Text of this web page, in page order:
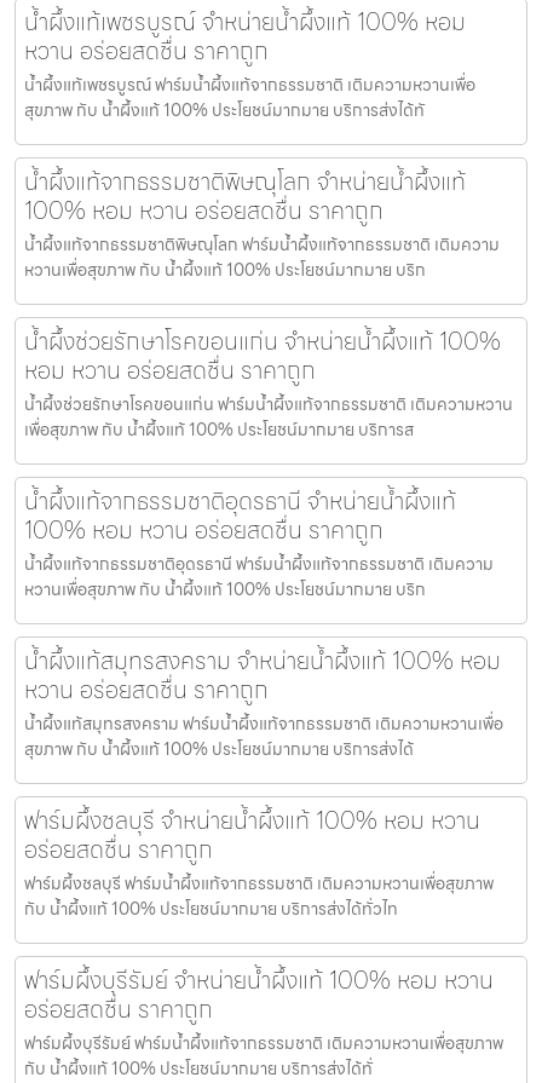
น้ำผึ้งแท้เพชรบูรณ์ จำหน่ายน้ำผึ้งแท้ 100% หอม
หวาน อร่อยสดชื่น ราคาถูก
น้ำผึ้งแท้เพชรบูรณ์ ฟาร์มน้ำผึ้งแท้จากธรรมชาติ เติมความหวานเพื่อ
สุขภาพ กับ น้ำผึ้งแท้ 100% ประโยชน์มากมาย บริการส่งได้ทั
น้ำผึ้งแท้จากธรรมชาติพิษณุโลก จำหน่ายน้ำผึ้งแท้
100% หอม หวาน อร่อยสดชื่น ราคาถูก
น้ำผึ้งแท้จากธรรมชาติพิษณุโลก ฟาร์มน้ำผึ้งแท้จากธรรมชาติ เติมความ
หวานเพื่อสุขภาพ กับ น้ำผึ้งแท้ 100% ประโยชน์มากมาย บริก
น้ำผึ้งช่วยรักษาโรคขอนแก่น จำหน่ายน้ำผึ้งแท้ 100%
หอม หวาน อร่อยสดชื่น ราคาถูก
น้ำผึ้งช่วยรักษาโรคขอนแก่น ฟาร์มน้ำผึ้งแท้จากธรรมชาติ เติมความหวาน
เพื่อสุขภาพ กับ น้ำผึ้งแท้ 100% ประโยชน์มากมาย บริการส
น้ำผึ้งแท้จากธรรมชาติอุดรธานี จำหน่ายน้ำผึ้งแท้
100% หอม หวาน อร่อยสดชื่น ราคาถูก
น้ำผึ้งแท้จากธรรมชาติอุดรธานี ฟาร์มน้ำผึ้งแท้จากธรรมชาติ เติมความ
หวานเพื่อสุขภาพ กับ น้ำผึ้งแท้ 100% ประโยชน์มากมาย บริก
น้ำผึ้งแท้สมุทรสงคราม จำหน่ายน้ำผึ้งแท้ 100% หอม
หวาน อร่อยสดชื่น ราคาถูก
น้ำผึ้งแท้สมุทรสงคราม ฟาร์มน้ำผึ้งแท้จากธรรมชาติ เติมความหวานเพื่อ
สุขภาพ กับ น้ำผึ้งแท้ 100% ประโยชน์มากมาย บริการส่งได้
ฟาร์มผึ้งชลบุรี จำหน่ายน้ำผึ้งแท้ 100% หอม หวาน
อร่อยสดชื่น ราคาถูก
ฟาร์มผึ้งชลบุรี ฟาร์มน้ำผึ้งแท้จากธรรมชาติ เติมความหวานเพื่อสุขภาพ
กับ น้ำผึ้งแท้ 100% ประโยชน์มากมาย บริการส่งได้ทั่วไท
ฟาร์มผึ้งบุรีรัมย์ จำหน่ายน้ำผึ้งแท้ 100% หอม หวาน
อร่อยสดชื่น ราคาถูก
ฟาร์มผึ้งบุรีรัมย์ ฟาร์มน้ำผึ้งแท้จากธรรมชาติ เติมความหวานเพื่อสุขภาพ
กับ น้ำผึ้งแท้ 100% ประโยชน์มากมาย บริการส่งได้ทั่